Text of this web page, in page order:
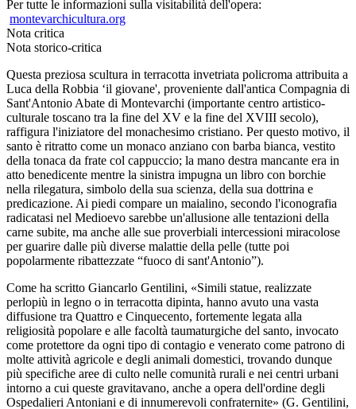
Per tutte le informazioni sulla visitabilità dell'opera:
montevarchicultura.org
Nota critica
Nota storico-critica
Questa preziosa scultura in terracotta invetriata policroma attribuita a
Luca della Robbia ‘il giovane', proveniente dall'antica Compagnia di
Sant'Antonio Abate di Montevarchi (importante centro artistico-
culturale toscano tra la fine del XV e la fine del XVIII secolo),
raffigura l'iniziatore del monachesimo cristiano. Per questo motivo, il
santo è ritratto come un monaco anziano con barba bianca, vestito
della tonaca da frate col cappuccio; la mano destra mancante era in
atto benedicente mentre la sinistra impugna un libro con borchie
nella rilegatura, simbolo della sua scienza, della sua dottrina e
predicazione. Ai piedi compare un maialino, secondo l'iconografia
radicatasi nel Medioevo sarebbe un'allusione alle tentazioni della
carne subite, ma anche alle sue proverbiali intercessioni miracolose
per guarire dalle più diverse malattie della pelle (tutte poi
popolarmente ribattezzate “fuoco di sant'Antonio”).
Come ha scritto Giancarlo Gentilini, «Simili statue, realizzate
perlopiù in legno o in terracotta dipinta, hanno avuto una vasta
diffusione tra Quattro e Cinquecento, fortemente legata alla
religiosità popolare e alle facoltà taumaturgiche del santo, invocato
come protettore da ogni tipo di contagio e venerato come patrono di
molte attività agricole e degli animali domestici, trovando dunque
più specifiche aree di culto nelle comunità rurali e nei centri urbani
intorno a cui queste gravitavano, anche a opera dell'ordine degli
Ospedalieri Antoniani e di innumerevoli confraternite» (G. Gentilini,